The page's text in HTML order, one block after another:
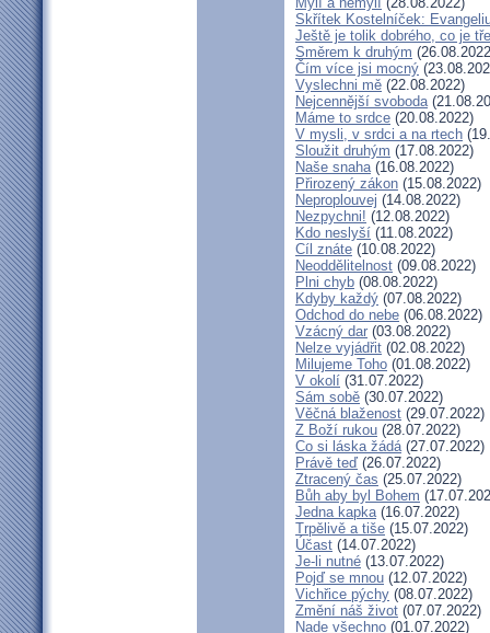
Skřítek Kostelníček:
Ještě je tolik dobrého, co je
Směrem k druhým
Čím více jsi mocný
Vyslechni mě (22.08.2022)
Nejcennější svoboda
Máme to srdce (20.08.2022)
V mysli, v srdci a na rtech
Sloužit druhým (17.08.2022)
Naše snaha(16.08.2022)
Přirozený zákon (15.08.2022)
Neproplouvej (14.08.2022)
Nezpychni! (12.08.2022)
Kdo neslyší (11.08.2022)
Cíl znáte (10.08.2022)
Neoddělitelnost (09.08.2022)
Plni chyb (08.08.2022)
Kdyby každý (07.08.2022)
Odchod do nebe (06.08.2022)
Vzácný dar (03.08.2022)
Nelze vyjádřit (02.08.2022)
Milujeme Toho (01.08.2022)
V okolí (31.07.2022)
Sám sobě (30.07.2022)
Věčná blaženost (29.07.2022)
Z Boží rukou (28.07.2022)
Co si láska žádá(27.07.2022)
Právě teď (26.07.2022)
Ztracený čas (25.07.2022)
Bůh aby byl Bohem
Jedna kapka(16.07.2022)
Trpělivě a tiše (15.07.2022)
Účast (14.07.2022)
Je-li nutné (13.07.2022)
Pojď se mnou (12.07.2022)
Vichřice pýchy (08.07.2022)
Změní náš život (07.07.2022)
Nade všechno (01.07.2022)